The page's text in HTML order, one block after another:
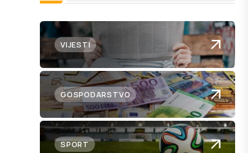
VIJESTI
GOSPODARSTVO
SPORT